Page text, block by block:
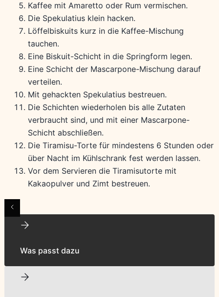
Kaffee mit Amaretto oder Rum vermischen.
Die Spekulatius klein hacken.
Löffelbiskuits kurz in die Kaffee-Mischung
tauchen.
Eine Biskuit-Schicht in die Springform legen.
Eine Schicht der Mascarpone-Mischung darauf
verteilen.
Mit gehackten Spekulatius bestreuen.
Die Schichten wiederholen bis alle Zutaten
verbraucht sind, und mit einer Mascarpone-
Schicht abschließen.
Die Tiramisu-Torte für mindestens 6 Stunden oder
über Nacht im Kühlschrank fest werden lassen.
Vor dem Servieren die Tiramisutorte mit
Kakaopulver und Zimt bestreuen.
Was passt dazu